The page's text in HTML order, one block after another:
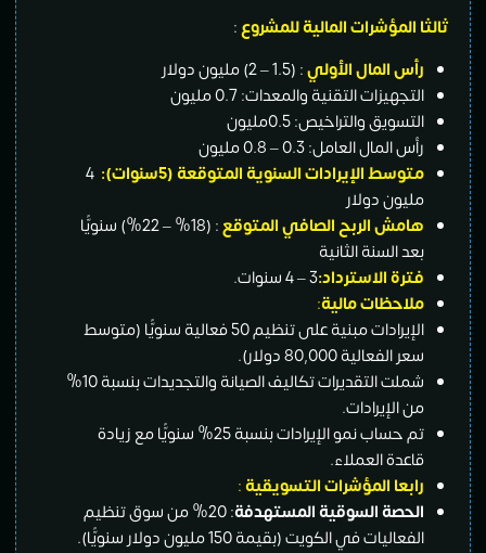
ثالثا المؤشرات المالية للمشروع:
رأس المال الأولي: (1.5 – 2) مليون دولار
التجهيزات التقنية والمعدات: 0.7 مليون
التسويق والتراخيص: 0.5مليون
رأس المال العامل: 0.3 – 0.8 مليون
متوسط الإيرادات السنوية المتوقعة (5سنوات):
4
مليون دولار
هامش الربح الصافي المتوقع
: (18% – 22%) سنويًّا
بعد السنة الثانية
فترة الاسترداد:3 – 4 سنوات.
ملاحظات مالية:
الإيرادات مبنية على تنظيم 50 فعالية سنويًّا (متوسط
سعر الفعالية 80,000 دولار).
شملت التقديرات تكاليف الصيانة والتجديدات بنسبة 10%
من الإيرادات.
تم حساب نمو الإيرادات بنسبة 25% سنويًّا مع زيادة
قاعدة العملاء.
رابعا المؤشرات التسويقية:
الحصة السوقية المستهدفة
: 20% من سوق تنظيم
الفعاليات في الكويت (بقيمة 150 مليون دولار سنويًّا).